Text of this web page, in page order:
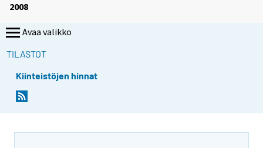
2008
Avaa valikko
TILASTOT
Kiinteistöjen hinnat